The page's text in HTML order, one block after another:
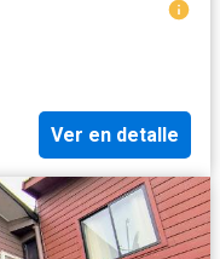
Ver en detalle